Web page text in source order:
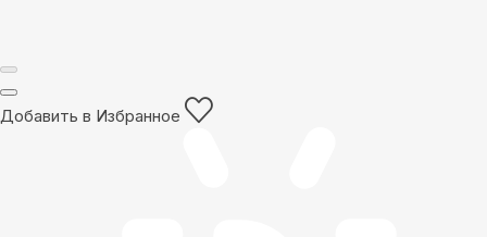
Добавить в Избранное